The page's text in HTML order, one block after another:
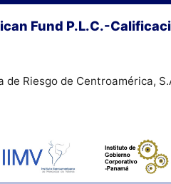
Fund P.L.C.-
de Riesgo de Centroamérica,